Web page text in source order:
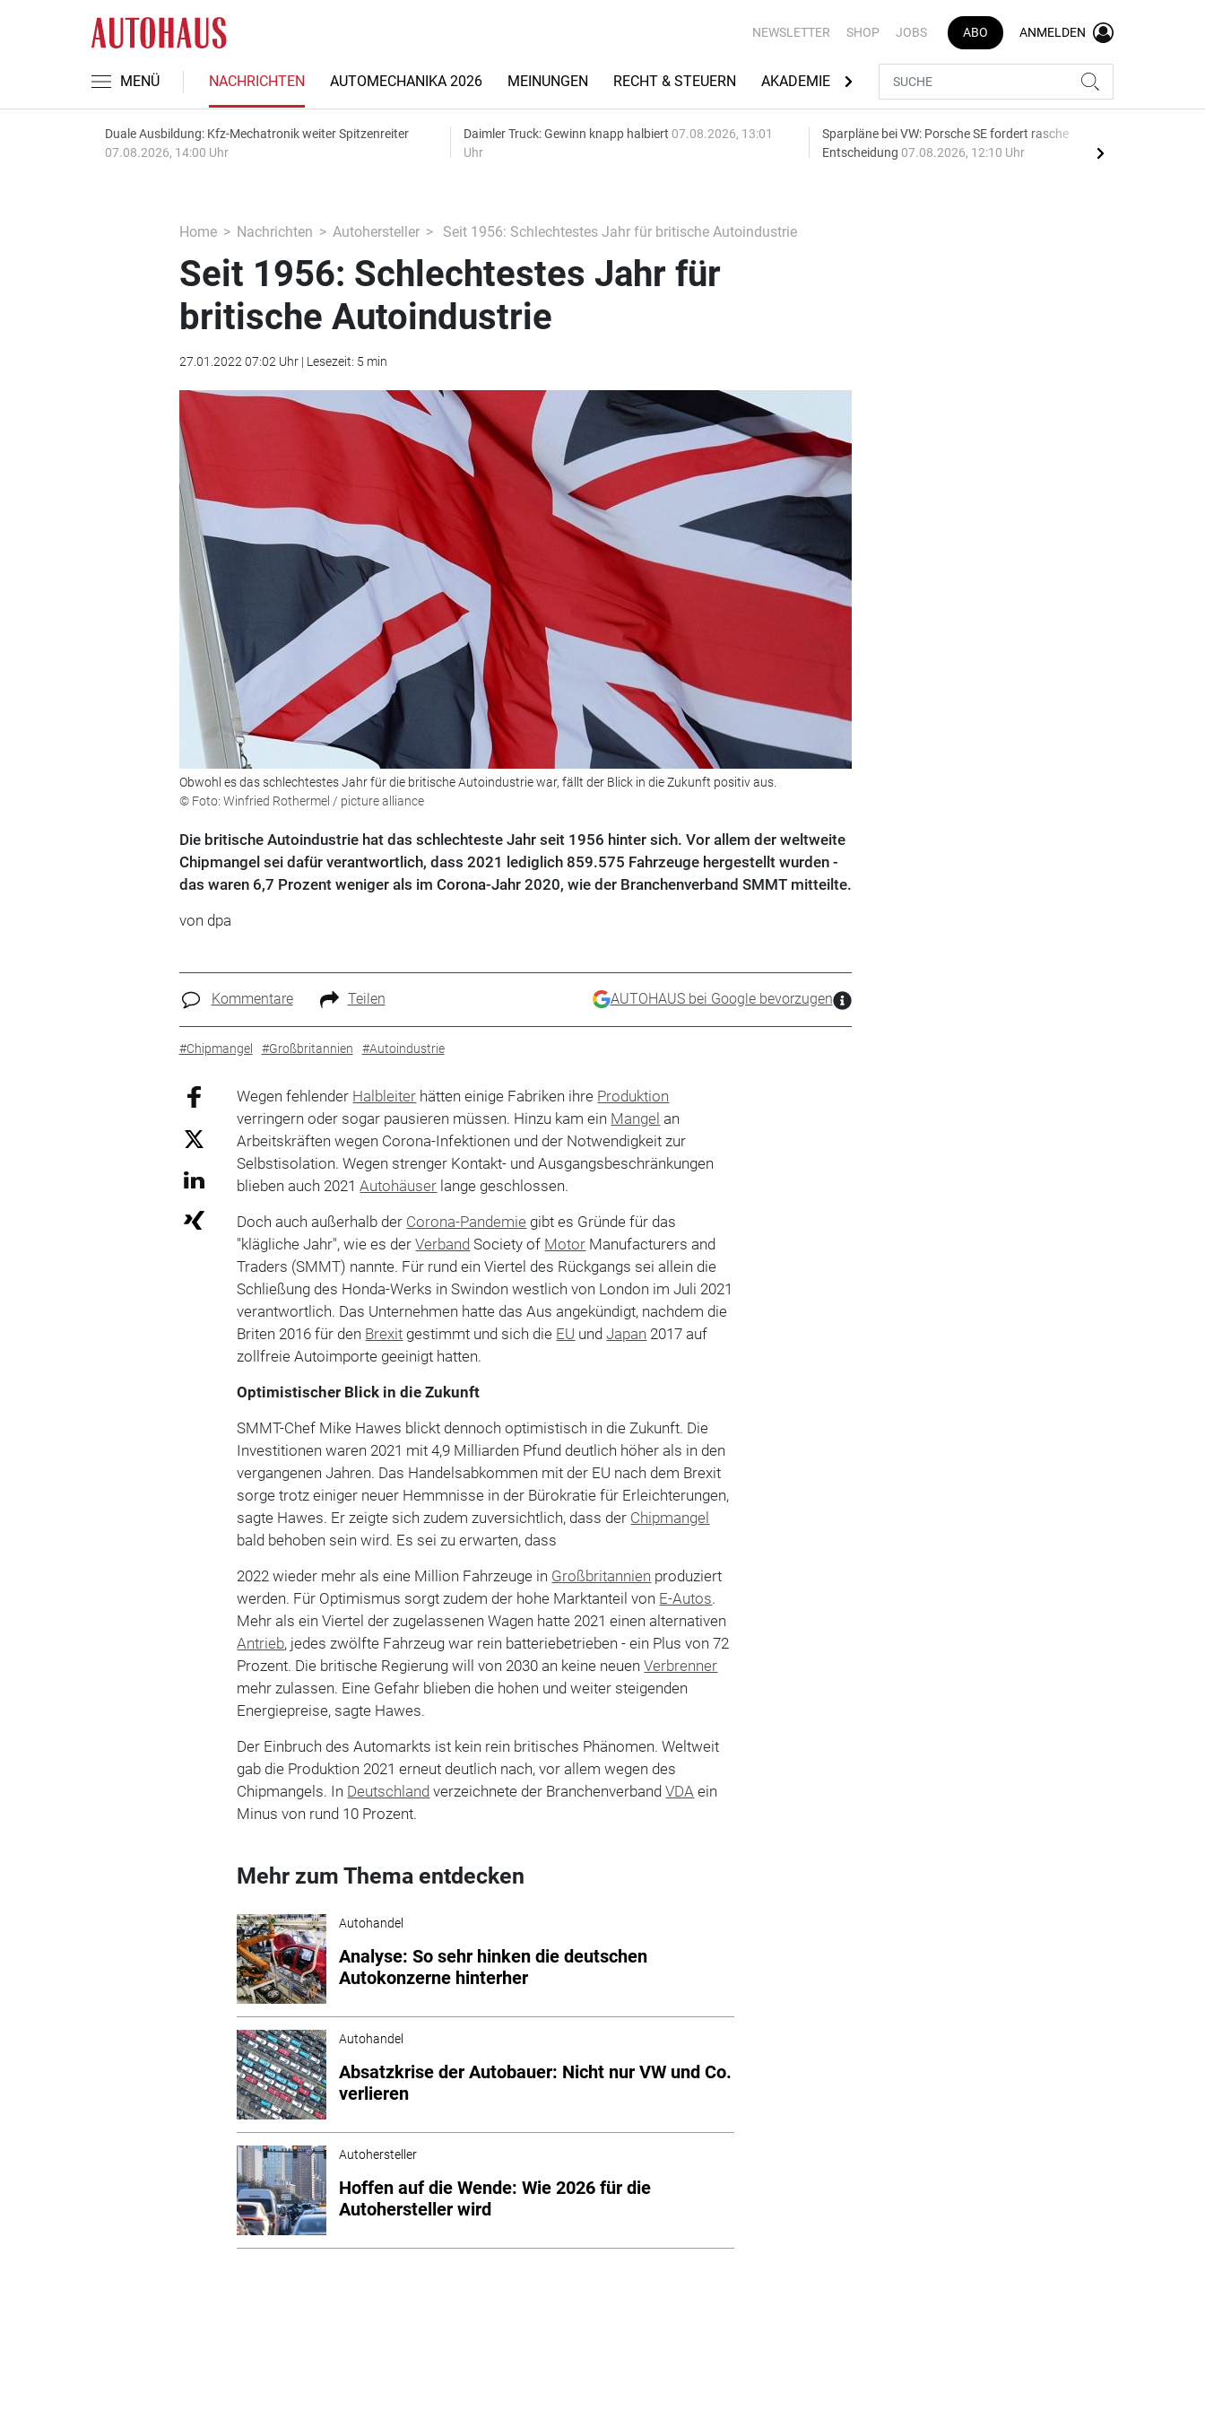
NEWSLETTER SHOP JOBS ABO ANMELDEN
MENÜ NACHRICHTEN AUTOMECHANIKA 2026 MEINUNGEN RECHT & STEUERN AKADEMIE AUTOMARKEN
Duale Ausbildung: Kfz-Mechatronik weiter Spitzenreiter
07.08.2026, 14:00 Uhr
Daimler Truck: Gewinn knapp halbiert 07.08.2026, 13:01
Uhr
Sparpläne bei VW: Porsche SE fordert rasche
Entscheidung 07.08.2026, 12:10 Uhr
Home Nachrichten Autohersteller Seit 1956: Schlechtestes Jahr für britische Autoindustrie
Seit 1956: Schlechtestes Jahr für
britische Autoindustrie
27.01.2022 07:02 Uhr | Lesezeit: 5 min
Obwohl es das schlechtestes Jahr für die britische Autoindustrie war, fällt der Blick in die Zukunft positiv aus.
© Foto: Winfried Rothermel / picture alliance
Die britische Autoindustrie hat das schlechteste Jahr seit 1956 hinter sich. Vor allem der weltweite
Chipmangel sei dafür verantwortlich, dass 2021 lediglich 859.575 Fahrzeuge hergestellt wurden -
das waren 6,7 Prozent weniger als im Corona-Jahr 2020, wie der Branchenverband SMMT mitteilte.
von dpa
Kommentare Teilen AUTOHAUS bei Google bevorzugen
#Chipmangel #Großbritannien #Autoindustrie
Wegen fehlender Halbleiter hätten einige Fabriken ihre Produktion
verringern oder sogar pausieren müssen. Hinzu kam ein Mangel an
Arbeitskräften wegen Corona-Infektionen und der Notwendigkeit zur
Selbstisolation. Wegen strenger Kontakt- und Ausgangsbeschränkungen
blieben auch 2021Autohäuser lange geschlossen.
Doch auch außerhalb der Corona-Pandemie gibt es Gründe für das
"klägliche Jahr", wie es derVerband Society of Motor Manufacturers and
Traders (SMMT) nannte. Für rund ein Viertel des Rückgangs sei allein die
Schließung des Honda-Werks in Swindon westlich von London im Juli 2021
verantwortlich. Das Unternehmen hatte das Aus angekündigt, nachdem die
Briten 2016 für den Brexit gestimmt und sich die EU undJapan 2017 auf
zollfreie Autoimporte geeinigt hatten.
Optimistischer Blick in die Zukunft
SMMT-Chef Mike Hawes blickt dennoch optimistisch in die Zukunft. Die
Investitionen waren 2021 mit 4,9 Milliarden Pfund deutlich höher als in den
vergangenen Jahren. Das Handelsabkommen mit der EU nach dem Brexit
sorge trotz einiger neuer Hemmnisse in der Bürokratie für Erleichterungen,
sagte Hawes. Er zeigte sich zudem zuversichtlich, dass der Chipmangel
bald behoben sein wird. Es sei zu erwarten, dass
2022 wieder mehr als eine Million Fahrzeuge in Großbritannien produziert
werden. Für Optimismus sorgt zudem der hohe Marktanteil von E-Autos.
Mehr als ein Viertel der zugelassenen Wagen hatte 2021 einen alternativen
Antrieb, jedes zwölfte Fahrzeug war rein batteriebetrieben - ein Plus von 72
Prozent. Die britische Regierung will von 2030 an keine neuenVerbrenner
mehr zulassen. Eine Gefahr blieben die hohen und weiter steigenden
Energiepreise, sagte Hawes.
Der Einbruch des Automarkts ist kein rein britisches Phänomen. Weltweit
gab die Produktion 2021 erneut deutlich nach, vor allem wegen des
Chipmangels. In Deutschland verzeichnete der BranchenverbandVDA ein
Minus von rund 10 Prozent.
Mehr zum Thema entdecken
Autohandel
Analyse: So sehr hinken die deutschen
Autokonzerne hinterher
Autohandel
Absatzkrise der Autobauer: Nicht nur VW und Co.
verlieren
Autohersteller
Hoffen auf die Wende: Wie 2026 für die
Autohersteller wird